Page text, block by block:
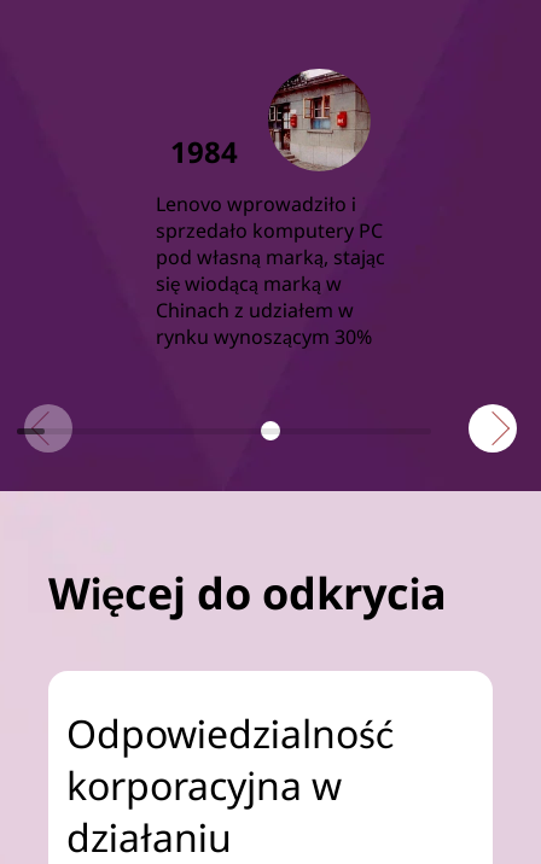
1984
Lenovo wprowadziło i
sprzedało komputery PC
pod własną marką, stając
się wiodącą marką w
Chinach z udziałem w
rynku wynoszącym 30%
Więcej do odkrycia
Odpowiedzialność
korporacyjna w
działaniu